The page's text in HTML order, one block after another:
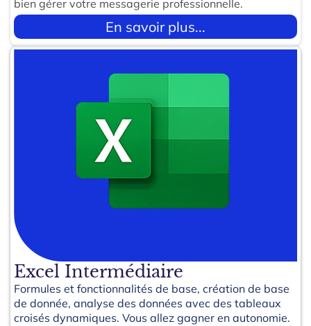
bien gérer votre messagerie professionnelle.
En savoir plus...
Excel Intermédiaire
Formules et fonctionnalités de base, création de base
de donnée, analyse des données avec des tableaux
croisés dynamiques. Vous allez gagner en autonomie.